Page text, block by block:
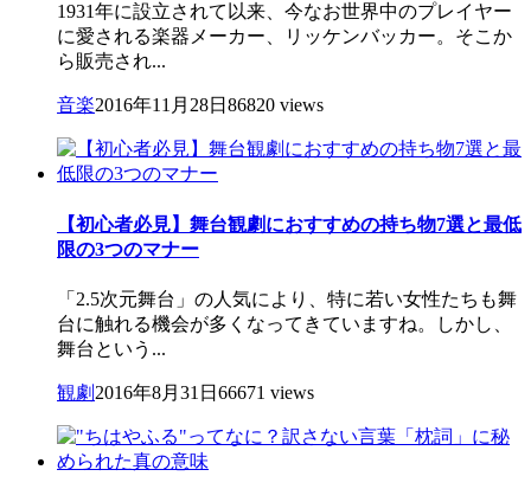
1931年に設立されて以来、今なお世界中のプレイヤー
に愛される楽器メーカー、リッケンバッカー。そこか
ら販売され...
音楽2016年11月28日 86820 views
【初心者必見】舞台観劇におすすめの持ち物7選と最低
限の3つのマナー
「2.5次元舞台」の人気により、特に若い女性たちも舞
台に触れる機会が多くなってきていますね。しかし、
舞台という...
観劇 2016年8月31日 66671 views